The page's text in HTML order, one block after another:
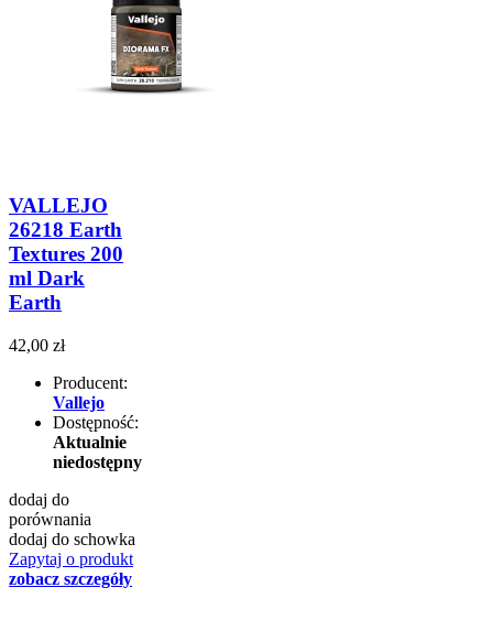
VALLEJO
26218 Earth
Textures 200
ml Dark
Earth
42,00 zł
Producent:
Vallejo
Dostępność:
Aktualnie
niedostępny
dodaj do
porównania
dodaj do schowka
Zapytaj o produkt
zobacz szczegóły